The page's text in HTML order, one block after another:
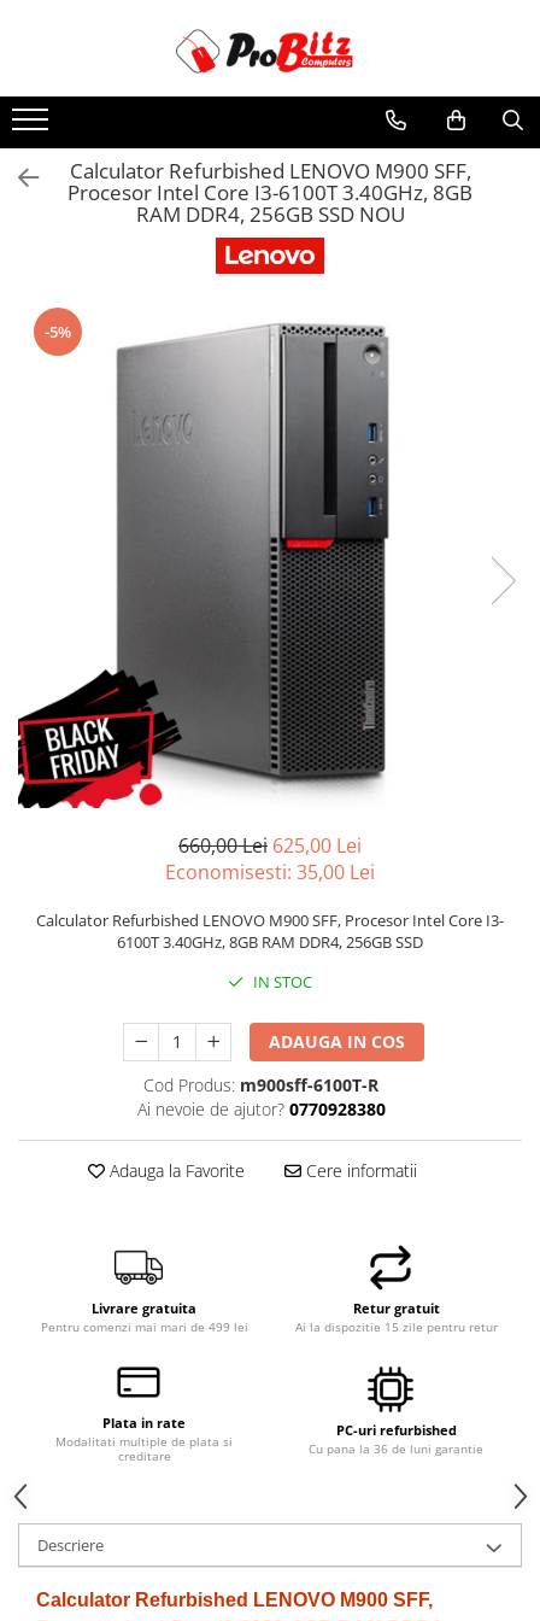
Laptopuri si accesorii
Laptopuri
Laptopuri Noi
Laptopuri Renew
Componente NOI Laptop
Memorii laptop
Componente REFURBISHED Laptop
Incarcatoare laptop refurbished
Alte accesorii
Card reader
PC, Componente & Software
Calculatoare
Calculatoare Mini NOI
Calculatoare SECOND-HAND
Calculatoare GAMING
Calculatoare REFURBISHED
Componente PC NOI
Hard Disk-uri Desktop
Procesoare
Placi video
Placi de baza
Componente Renew/Refurbished
Placi de baza REFURBISHED
Placi VIDEO
PC All-in-One
Calculatoare All-in-One NOI
All-in-One REFURBISHED
Calculator Refurbished LENOVO M900 SFF,
Procesor Intel Core I3-6100T 3.40GHz, 8GB
RAM DDR4, 256GB SSD NOU
-5%
660,00 Lei 625,00 Lei
Economisesti: 35,00 Lei
Calculator Refurbished LENOVO M900 SFF, Procesor Intel Core I3-
6100T 3.40GHz, 8GB RAM DDR4, 256GB SSD
IN STOC
ADAUGA IN COS
Cod Produs: m900sff-6100T-R
Ai nevoie de ajutor? 0770928380
Adauga la Favorite Cere informatii
Livrare gratuita
Pentru comenzi mai mari de 499 lei
Retur gratuit
Ai la dispozitie 15 zile pentru retur
Plata in rate
Modalitati multiple de plata si
creditare
PC-uri refurbished
Cu pana la 36 de luni garantie
Descriere
Calculator Refurbished LENOVO M900 SFF,